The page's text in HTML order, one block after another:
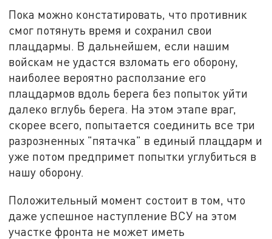
Пока можно констатировать, что противник
смог потянуть время и сохранил свои
плацдармы. В дальнейшем, если нашим
войскам не удастся взломать его оборону,
наиболее вероятно расползание его
плацдармов вдоль берега без попыток уйти
далеко вглубь берега. На этом этапе враг,
скорее всего, попытается соединить все три
разрозненных "пятачка" в единый плацдарм и
уже потом предпримет попытки углубиться в
нашу оборону.
Положительный момент состоит в том, что
даже успешное наступление ВСУ на этом
участке фронта не может иметь